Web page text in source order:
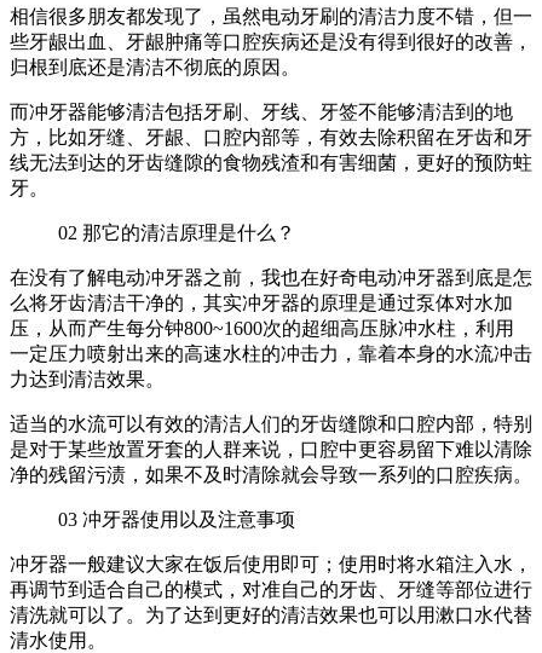
相信很多朋友都发现了，虽然电动牙刷的清洁力度不错，但一
些牙龈出血、牙龈肿痛等口腔疾病还是没有得到很好的改善，
归根到底还是清洁不彻底的原因。
而冲牙器能够清洁包括牙刷、牙线、牙签不能够清洁到的地
方，比如牙缝、牙龈、口腔内部等，有效去除积留在牙齿和牙
线无法到达的牙齿缝隙的食物残渣和有害细菌，更好的预防蛀
牙。
02 那它的清洁原理是什么？
在没有了解电动冲牙器之前，我也在好奇电动冲牙器到底是怎
么将牙齿清洁干净的，其实冲牙器的原理是通过泵体对水加
压，从而产生每分钟800~1600次的超细高压脉冲水柱，利用
一定压力喷射出来的高速水柱的冲击力，靠着本身的水流冲击
力达到清洁效果。
适当的水流可以有效的清洁人们的牙齿缝隙和口腔内部，特别
是对于某些放置牙套的人群来说，口腔中更容易留下难以清除
净的残留污渍，如果不及时清除就会导致一系列的口腔疾病。
03 冲牙器使用以及注意事项
冲牙器一般建议大家在饭后使用即可；使用时将水箱注入水，
再调节到适合自己的模式，对准自己的牙齿、牙缝等部位进行
清洗就可以了。为了达到更好的清洁效果也可以用漱口水代替
清水使用。